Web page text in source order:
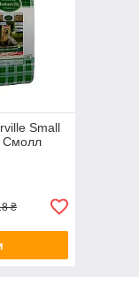
Small
Смолл
₴